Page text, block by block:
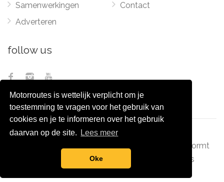
Motorroutes is wettelijk verplicht om je
toestemming te vragen voor het gebruik van
cookies en je te informeren over het gebruik
daarvan op de site.
Lees meer
Oke
Samenwerkingen
Adverteren
Contact
follow us
vormt
grootverzet.nl Pixel Monsters